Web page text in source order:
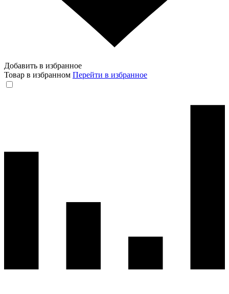
Добавить в избранное
Товар в избранном Перейти в избранное